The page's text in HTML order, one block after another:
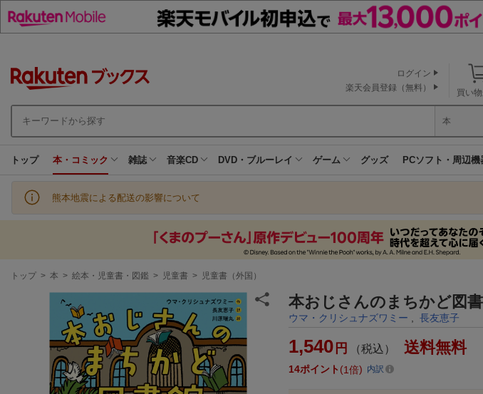
買い
ログイン
楽天会員登録（無料）
本
トップ 本・コミック 雑誌 音楽CD DVD・ブルーレイ ゲーム グッズ PCソフト・周辺機
熊本地震による配送の影響について
現
トップ > 本 > 絵本・児童書・図鑑 > 児童書 > 児童書（外国）
本おじさんのまちかど図
ウマ・クリシュナズワミー 長友恵子
1,540 円 （税込） 送料無料
14ポイント 1倍 内訳